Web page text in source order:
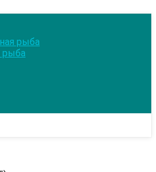
рыба
рыба